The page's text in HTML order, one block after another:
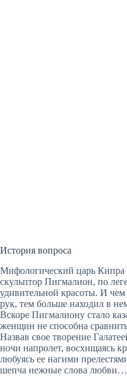
История вопроса
Мифологический царь Кипра
скульптор Пигмалион, по
удивительной красоты. И
рук, тем больше находил в
Вскоре Пигмалиону стало
женщин не способна
Назвав свое творение
ночи напролет, восхищаясь
любуясь ее нагими
шепча нежные слова любви…